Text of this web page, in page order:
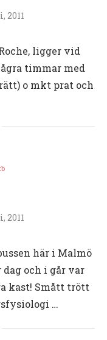
2011
ligger vid
timmar med
o mkt prat och
2011
här i Malmö
och i går var
kast! Smått trött
…